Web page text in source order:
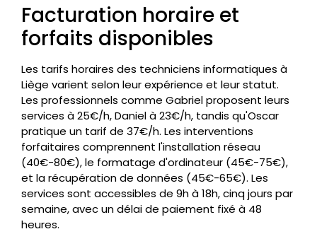
Facturation horaire et
forfaits disponibles
Les tarifs horaires des techniciens informatiques à
Liège varient selon leur expérience et leur statut.
Les professionnels comme Gabriel proposent leurs
services à 25€/h, Daniel à 23€/h, tandis qu'Oscar
pratique un tarif de 37€/h. Les interventions
forfaitaires comprennent l'installation réseau
(40€-80€), le formatage d'ordinateur (45€-75€),
et la récupération de données (45€-65€). Les
services sont accessibles de 9h à 18h, cinq jours par
semaine, avec un délai de paiement fixé à 48
heures.